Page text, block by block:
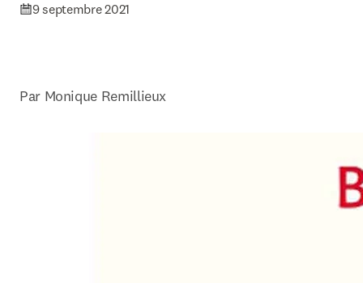
9 septembre 2021
Par Monique Remillieux